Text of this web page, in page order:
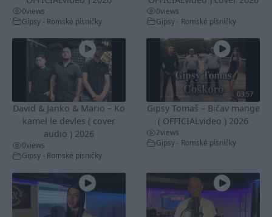
0views
Gipsy - Romské písničky
0views
Gipsy - Romské písničky
David & Janko & Mario – Ko
kamel le devles ( cover
audio ) 2026
0views
Gipsy - Romské písničky
03:57
Gipsy Tomaš – Bičav mange
( OFFICIALvideo ) 2026
2views
Gipsy - Romské písničky